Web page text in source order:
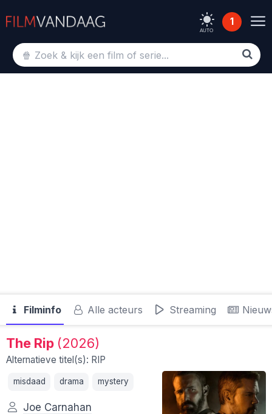
AUTO
1
Filminfo Alle acteurs Streaming
The Rip (2026)
Alternatieve titel(s): RIP
misdaad drama mystery
Joe Carnahan